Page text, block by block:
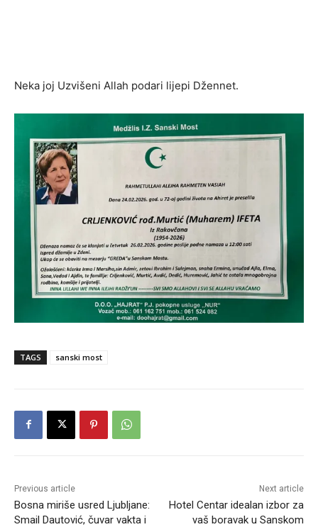
Neka joj Uzvišeni Allah podari lijepi Džennet.
TAGS sanski most
Previous article
Bosna miriše usred Ljubljane:
Smail Dautović, čuvar vakta i
Next article
Hotel Centar idealan izbor za
vaš boravak u Sanskom